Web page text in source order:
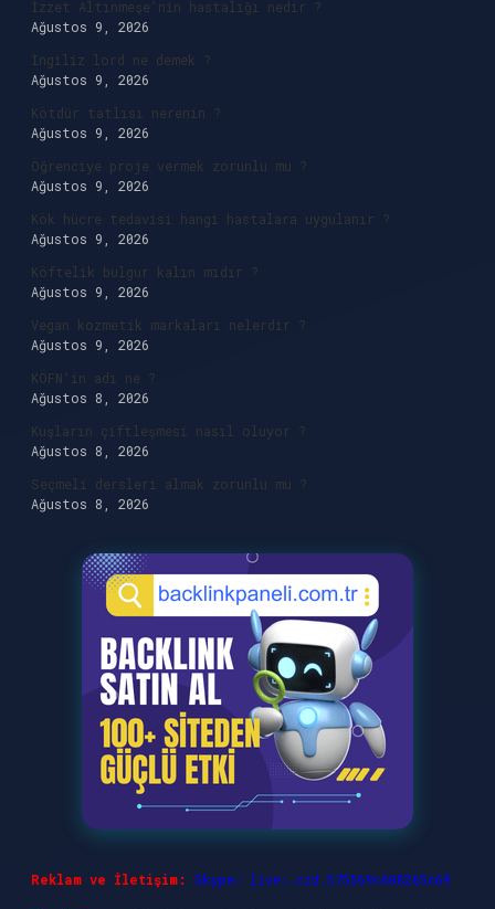
İzzet Altınmeşe’nin hastalığı nedir ?
Ağustos 9, 2026
İngiliz lord ne demek ?
Ağustos 9, 2026
Kötdür tatlısı nerenin ?
Ağustos 9, 2026
Öğrenciye proje vermek zorunlu mu ?
Ağustos 9, 2026
Kök hücre tedavisi hangi hastalara uygulanır ?
Ağustos 9, 2026
Köftelik bulgur kalın mıdır ?
Ağustos 9, 2026
Vegan kozmetik markaları nelerdir ?
Ağustos 9, 2026
KÖFN’in adı ne ?
Ağustos 8, 2026
Kuşların çiftleşmesi nasıl oluyor ?
Ağustos 8, 2026
Seçmeli dersleri almak zorunlu mu ?
Ağustos 8, 2026
Reklam ve İletişim: Skype: live:.cid.575569c608265c69